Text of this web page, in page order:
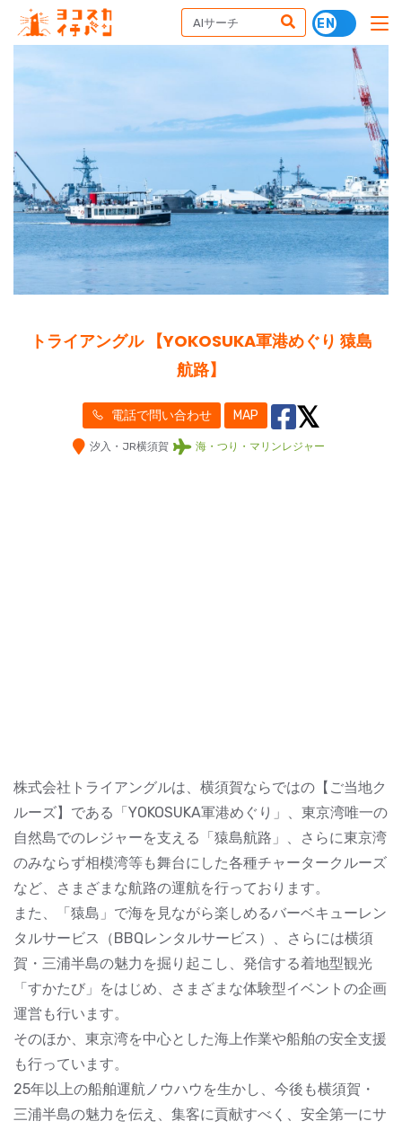
トライアングル 【YOKOSUKA軍港めぐり 猿島
航路】
電話で問い合わせ MAP
汐入・JR横須賀 海・つり・マリンレジャー
株式会社トライアングルは、横須賀ならではの【ご当地ク
ルーズ】である「YOKOSUKA軍港めぐり」、東京湾唯一の
自然島でのレジャーを支える「猿島航路」、さらに東京湾
のみならず相模湾等も舞台にした各種チャータークルーズ
など、さまざまな航路の運航を行っております。
また、「猿島」で海を見ながら楽しめるバーベキューレン
タルサービス（BBQレンタルサービス）、さらには横須
賀・三浦半島の魅力を掘り起こし、発信する着地型観光
「すかたび」をはじめ、さまざまな体験型イベントの企画
運営も行います。
そのほか、東京湾を中心とした海上作業や船舶の安全支援
も行っています。
25年以上の船舶運航ノウハウを生かし、今後も横須賀・
三浦半島の魅力を伝え、集客に貢献すべく、安全第一にサ